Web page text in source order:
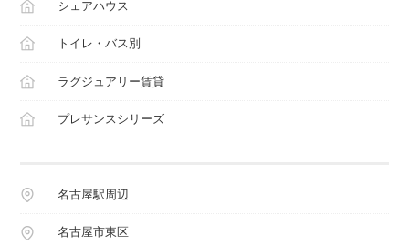
シェアハウス
トイレ・バス別
ラグジュアリー賃貸
プレサンスシリーズ
名古屋駅周辺
名古屋市東区